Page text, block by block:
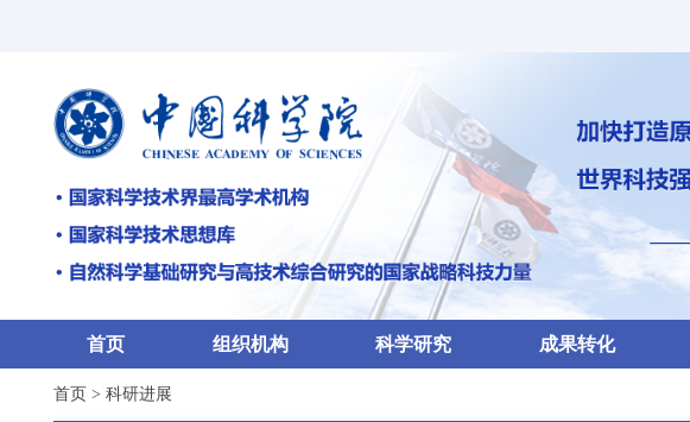
首页 组织机构 科学研究 成果转化
首页 > 科研进展